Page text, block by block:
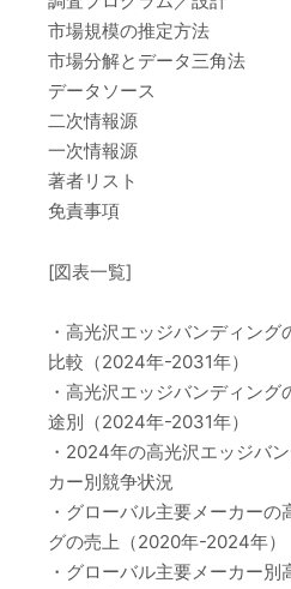
市場規模の推定方法
市場分解とデータ三角法
データソース
二次情報源
一次情報源
著者リスト
免責事項
[図表一覧]
・高光沢エッジバンディン
比較（2024年-2031年）
・高光沢エッジバンディン
途別（2024年-2031年）
・2024年の高光沢エッジバ
カー別競争状況
・グローバル主要メーカー
グの売上（2020年-2024年）
・グローバル主要メーカー